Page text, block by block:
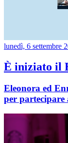
lunedì, 6 settembre
È iniziato il
Eleonora ed
per